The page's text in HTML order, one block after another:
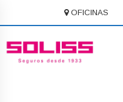
OFICINAS